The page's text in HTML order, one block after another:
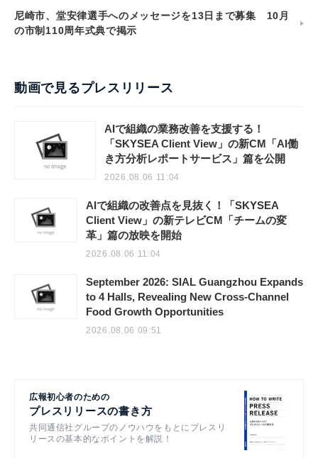
尼崎市、堂安律選手へのメッセージを13日まで募集 10月
の市制110周年式典で掲示
動画で見るプレスリリース
AIで組織の業務改善を支援する！
「SKYSEA Client View」の新CM「AI働
き方分析レポートサービス」篇を公開
2026.08.06 11:04
AIで組織の改善点を見抜く！「SKYSEA
Client View」の新テレビCM「チームの変
革」篇の放映を開始
2026.08.06 11:04
September 2026: SIAL Guangzhou Expands
to 4 Halls, Revealing New Cross-Channel
Food Growth Opportunities
2026.08.06 09:51
広報初心者のための
プレスリリースの書き方
共同通信社グループのノウハウをもとにプレスリ
リースの基本的なポイントを解説！